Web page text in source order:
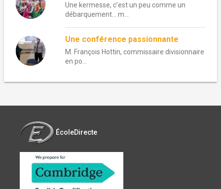
Une kermesse, c’est un peu comme un
débarquement… m...
Une conférence passionnante
M. François Hottin, commissaire divisionnaire
en po...
ÉcoleDirecte